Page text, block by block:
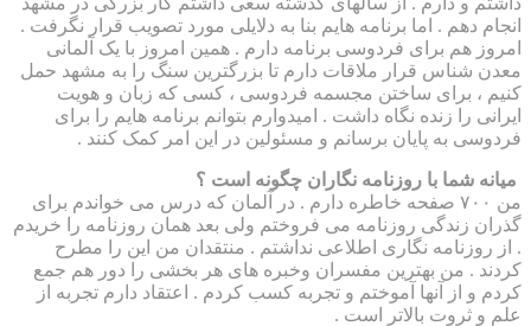
انجام دهم . اما برنامه هایم بنا به دلایلی مورد تصویب قرار نگرفت .
امروز هم برای فردوسی برنامه دارم . همین امروز با یک آلمانی
معدن شناس قرار ملاقات دارم تا بزرگترین سنگ را به مشهد حمل
کنیم ، برای ساختن مجسمه فردوسی ، کسی که زبان و هویت
ایرانی را زنده نگاه داشت . امیدوارم بتوانم برنامه هایم را برای
فردوسی به پایان برسانم و مسئولین در این امر کمک کنند .
میانه شما با روزنامه نگاران چگونه است ؟
من ۷۰۰ صفحه خاطره دارم . در آلمان که درس می خواندم برای
گذران زندگی روزنامه می فروختم ولی بعد همان روزنامه را خریدم
. از روزنامه نگاری اطلاعی نداشتم . منتقدان من این را مطرح
کردند . من بهترین مفسران وخبره های هر بخشی را دور هم جمع
کردم و از آنها آموختم و تجربه کسب کردم . اعتقاد دارم تجربه از
علم و ثروت بالاتر است .